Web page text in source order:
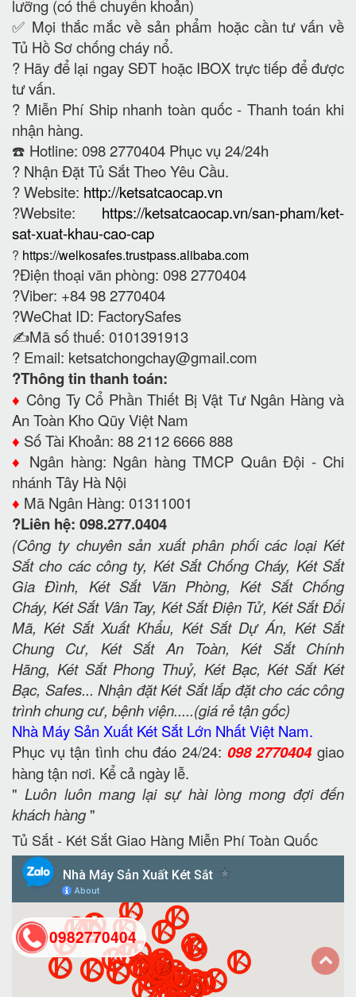
lưỡng (có thể chuyển khoản)
✅ Mọi thắc mắc về sản phẩm hoặc cần tư vấn về
Tủ Hồ Sơ chống cháy nổ.
? Hãy để lại ngay SĐT hoặc IBOX trực tiếp để được
tư vấn.
? Miễn Phí Ship nhanh toàn quốc - Thanh toán khi
nhận hàng.
☎️ Hotline: 098 2770404 Phục vụ 24/24h
? Nhận Đặt Tủ Sắt Theo Yêu Cầu.
? Website: http://ketsatcaocap.vn
?Website: https://ketsatcaocap.vn/san-pham/ket-
sat-xuat-khau-cao-cap
? https://welkosafes.trustpass.alibaba.com
?Điện thoại văn phòng: 098 2770404
?Viber: +84 98 2770404
?WeChat ID: FactorySafes
✍️Mã số thuế: 0101391913
? Email: ketsatchongchay@gmail.com
?Thông tin thanh toán:
♦️ Công Ty Cổ Phần Thiết Bị Vật Tư Ngân Hàng và
An Toàn Kho Qũy Việt Nam
♦️ Số Tài Khoản: 88 2112 6666 888
♦️ Ngân hàng: Ngân hàng TMCP Quân Đội - Chi
nhánh Tây Hà Nội
♦️ Mã Ngân Hàng: 01311001
?Liên hệ: 098.277.0404
(Công ty chuyên sản xuất phân phối các loại Két
Sắt cho các công ty, Két Sắt Chống Cháy, Két Sắt
Gia Đình, Két Sắt Văn Phòng, Két Sắt Chống
Cháy, Két Sắt Vân Tay, Két Sắt Điện Tử, Két Sắt Đổi
Mã, Két Sắt Xuất Khẩu, Két Sắt Dự Án, Két Sắt
Chung Cư, Két Sắt An Toàn, Két Sắt Chính
Hãng, Két Sắt Phong Thuỷ, Két Bạc, Két Sắt Két
Bạc, Safes... Nhận đặt Két Sắt lắp đặt cho các công
trình chung cư, bệnh viện.....(giá rẻ tận gốc)
Nhà Máy Sản Xuất Két Sắt Lớn Nhất Việt Nam.
Phục vụ tận tình chu đáo 24/24: 098 2770404giao
hàng tận nơi. Kể cả ngày lễ.
"Luôn luôn mang lại sự hài lòng mong đợi đến
khách hàng"
Tủ Sắt - Két Sắt Giao Hàng Miễn Phí Toàn Quốc
0982770404